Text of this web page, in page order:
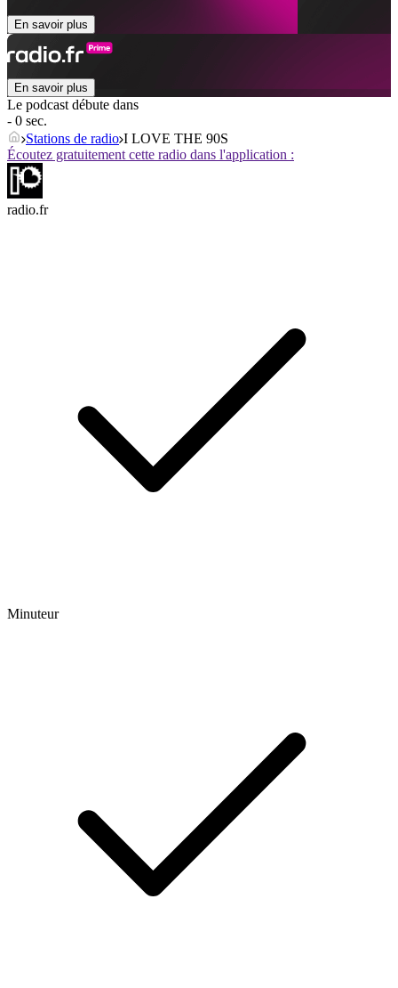
En savoir plus
En savoir plus
Le podcast débute dans
- 0 sec.
Stations de radio I LOVE THE 90S
Écoutez gratuitement cette radio dans l'application :
radio.fr
Minuteur